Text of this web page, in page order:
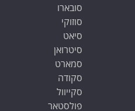
סובארו
סוזוקי
סיאט
סיטרואן
סמארט
סקודה
סקייוול
פולסטאר